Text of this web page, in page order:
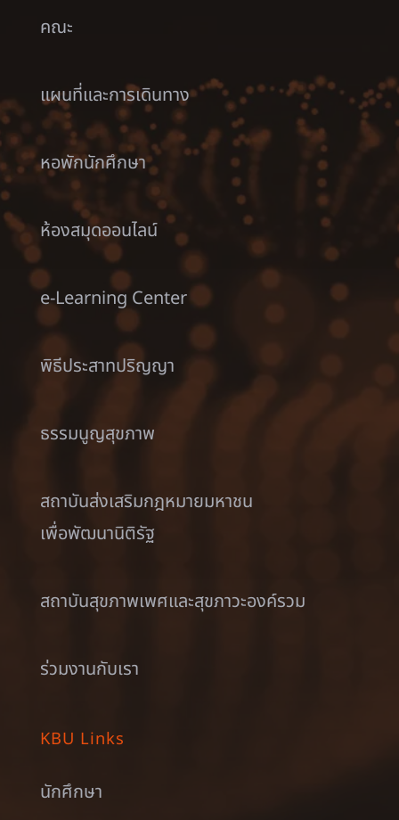
คณะ
แผนที่และการเดินทาง
หอพักนักศึกษา
ห้องสมุดออนไลน์
e-Learning Center
พิธีประสาทปริญญา
ธรรมนูญสุขภาพ
สถาบันส่งเสริมกฎหมายมหาชน
เพื่อพัฒนานิติรัฐ
สถาบันสุขภาพเพศและสุขภาวะองค์รวม
ร่วมงานกับเรา
KBU Links
นักศึกษา